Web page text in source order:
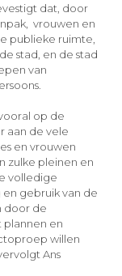
dat, door
vrouwen en
publieke ruimte,
stad, en de stad
van
op de
aan de vele
en vrouwen
zulke pleinen en
volledige
gebruik van de
door de
en
willen
Ans